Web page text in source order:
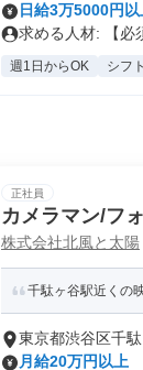
日給3万5000円以
求める人材: 【必
週1日からOK シフ
正社員
カメラマン/フ
株式会社北風と太陽
千駄ヶ谷駅近くの
東京都渋谷区千
月給20万円以上